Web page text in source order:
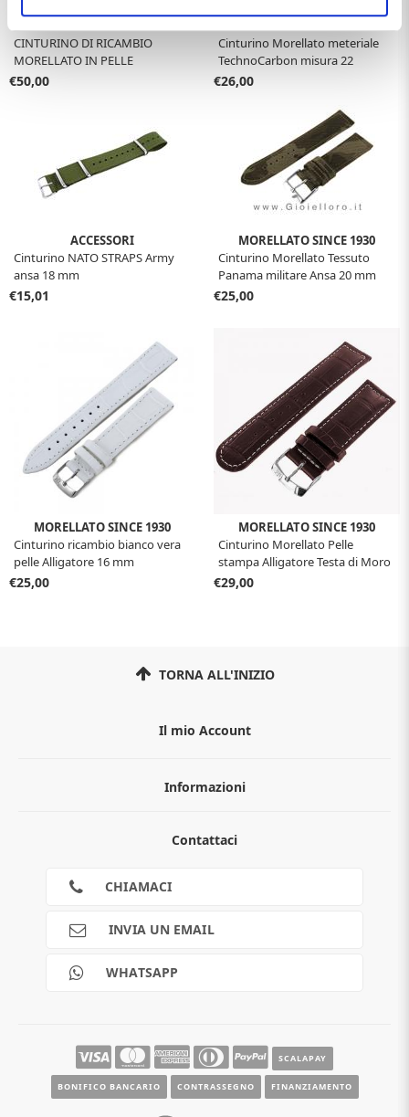
CINTURINO DI RICAMBIO
MORELLATO IN PELLE
COCCODRILLO FUSCUS NERO
€50,00
Cinturino Morellato meteriale
TechnoCarbon misura 22
€26,00
ACCESSORI
Cinturino NATO STRAPS Army
ansa 18 mm
€15,01
MORELLATO SINCE 1930
Cinturino Morellato Tessuto
Panama militare Ansa 20 mm
€25,00
MORELLATO SINCE 1930
Cinturino ricambio bianco vera
pelle Alligatore 16 mm
€25,00
MORELLATO SINCE 1930
Cinturino Morellato Pelle
stampa Alligatore Testa di Moro
misura 20
€29,00
TORNA ALL'INIZIO
Il mio Account
Informazioni
Guida all'acquisto
Scalapay
Contattaci
CHIAMACI
INVIA UN EMAIL
WHATSAPP
SCALAPAY
BONIFICO BANCARIO CONTRASSEGNO FINANZIAMENTO